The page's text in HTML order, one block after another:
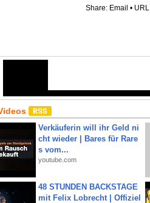
Share: Email • URL
Verkäuferin will ihr Geld ni
cht wieder | Bares für Rare
s vom...
youtube.com
48 STUNDEN BACKSTAGE
mit Felix Lobrecht | Offiziel